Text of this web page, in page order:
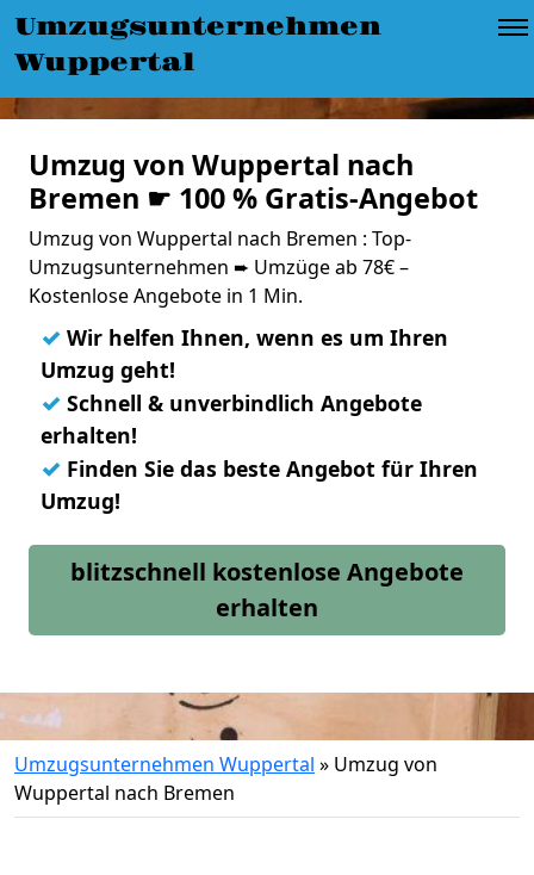
Umzugsunternehmen
Wuppertal
Umzug von Wuppertal nach
Bremen ☛ 100 % Gratis-Angebot
Umzug von Wuppertal nach Bremen : Top-
Umzugsunternehmen ➨ Umzüge ab 78€ –
Kostenlose Angebote in 1 Min.
✓ Wir helfen Ihnen, wenn es um Ihren
Umzug geht!
✓ Schnell & unverbindlich Angebote
erhalten!
✓ Finden Sie das beste Angebot für Ihren
Umzug!
blitzschnell kostenlose Angebote
erhalten
Umzugsunternehmen Wuppertal » Umzug von
Wuppertal nach Bremen